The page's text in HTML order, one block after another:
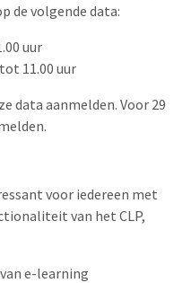
de volgende data:
uur
11.00 uur
data aanmelden. Voor 29
voor iedereen met
van het CLP,
e-learning